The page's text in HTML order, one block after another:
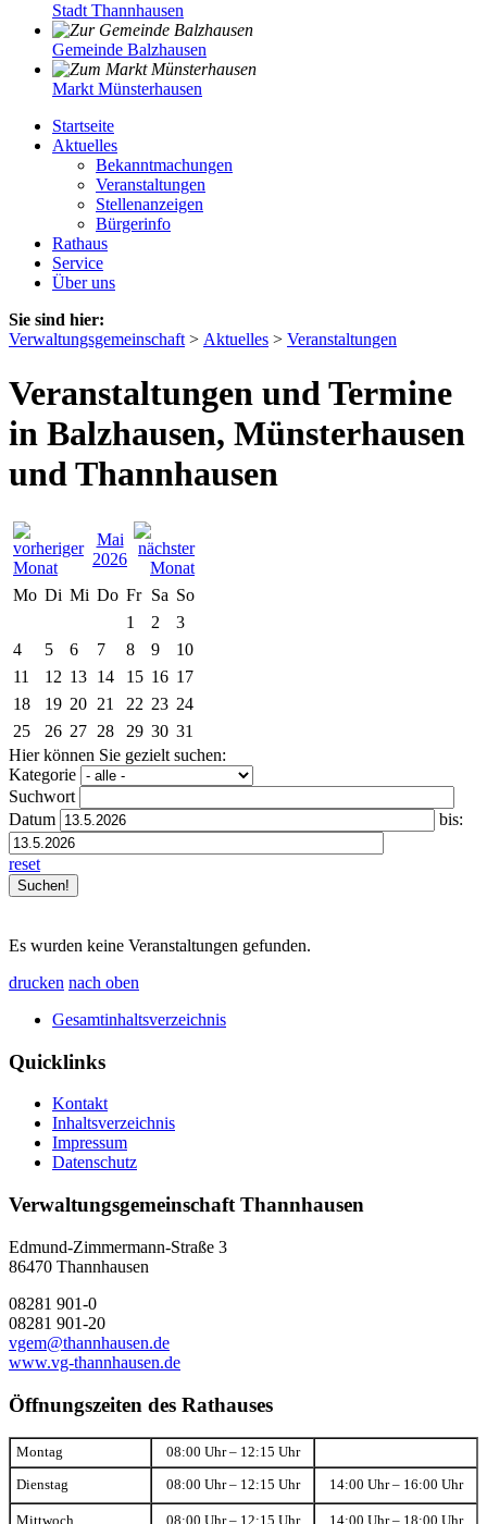
Stadt Thannhausen
Gemeinde Balzhausen
Markt Münsterhausen
Startseite
Aktuelles
Bekanntmachungen
Veranstaltungen
Stellenanzeigen
Bürgerinfo
Rathaus
Service
Über uns
Sie sind hier:
Verwaltungsgemeinschaft > Aktuelles > Veranstaltungen
Veranstaltungen und Termine
in Balzhausen, Münsterhausen
und Thannhausen
Mai
2026
Mo Di Mi Do Fr Sa So
1
2
3
4
5 6 7 8 9
10
11
12 13 14 15 16 17
18
19 20 21 22 23 24
25
26 27 28 29 30 31
Hier können Sie gezielt suchen:
Kategorie
Suchwort
Datum
bis:
reset
Es wurden keine Veranstaltungen gefunden.
drucken nach oben
Gesamtinhaltsverzeichnis
Quicklinks
Kontakt
Inhaltsverzeichnis
Impressum
Datenschutz
Verwaltungsgemeinschaft Thannhausen
Edmund-Zimmermann-Straße 3
86470 Thannhausen
08281 901-0
08281 901-20
vgem@thannhausen.de
www.vg-thannhausen.de
Öffnungszeiten des Rathauses
Montag 08:00 Uhr – 12:15 Uhr
Dienstag 08:00 Uhr – 12:15 Uhr 14:00 Uhr – 16:00 Uhr